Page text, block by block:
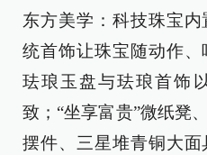
东方美学：科技珠宝
统首饰让珠宝随动作
珐琅玉盘与珐琅首饰
致；“坐享富贵”微纸凳
摆件、三星堆青铜大